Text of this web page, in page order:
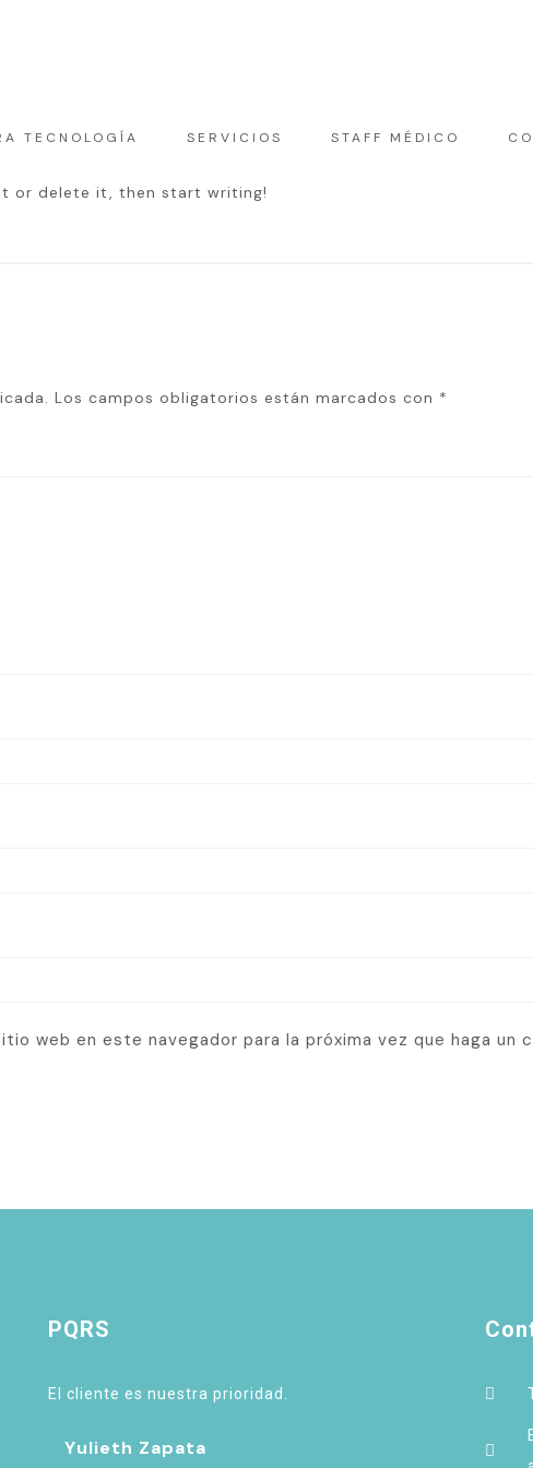
TECNOLOGÍA SERVICIOS STAFF MÉDICO
or delete it, then start writing!
Los campos obligatorios están marcados con *
web en este navegador para la próxima vez que haga un
PQRS
El cliente es nuestra prioridad.
Yulieth Zapata